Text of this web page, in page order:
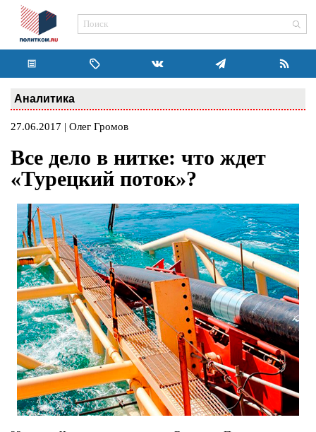
Аналитика
27.06.2017 | Олег Громов
Все дело в нитке: что ждет
«Турецкий поток»?